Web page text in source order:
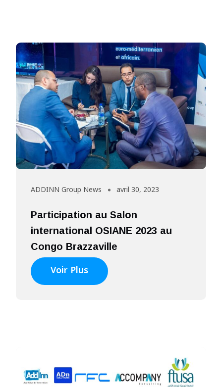
ADDINN Group News avril 30, 2023
Participation au Salon
international OSIANE 2023 au
Congo Brazzaville
Voir Plus